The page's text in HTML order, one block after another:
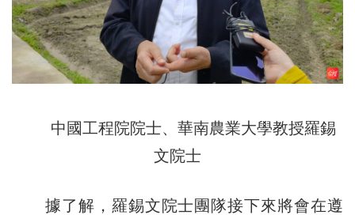
中國工程院院士、華南農業大學教授羅錫
文院士
據了解，羅錫文院士團隊接下來將會在遵